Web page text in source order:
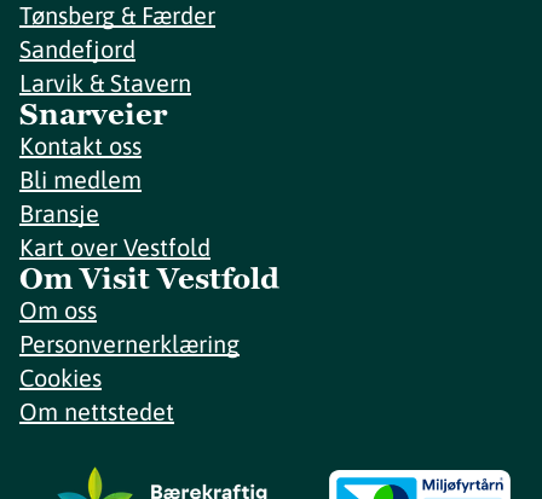
Tønsberg & Færder
Sandefjord
Larvik & Stavern
Snarveier
Kontakt oss
Bli medlem
Bransje
Kart over Vestfold
Om Visit Vestfold
Om oss
Personvernerklæring
Cookies
Om nettstedet